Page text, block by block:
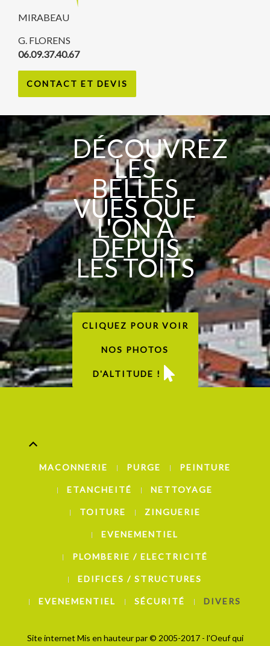
MIRABEAU
G. FLORENS
06.09.37.40.67
CONTACT ET DEVIS
DÉCOUVREZ
LES
BELLES
VUES QUE
L'ON A
DEPUIS
LES TOITS
CLIQUEZ POUR VOIR
NOS PHOTOS
D'ALTITUDE !
MACONNERIE PURGE PEINTURE
ETANCHEITÉ NETTOYAGE
TOITURE ZINGUERIE
EVENEMENTIEL
PLOMBERIE / ELECTRICITÉ
EDIFICES / STRUCTURES
EVENEMENTIEL SÉCURITÉ DIVERS
Site internet Mis en hauteur par© 2005-2017 - l'Oeuf qui